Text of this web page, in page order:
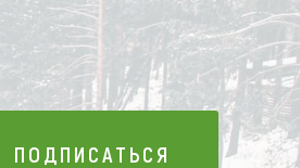
ПОДПИСАТЬСЯ